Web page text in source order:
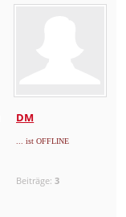
DM
... ist OFFLINE
Beiträge:3